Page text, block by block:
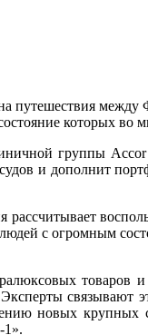
путешествия
которых
группы
и дополнит
с огромным
связывают
новых
1».